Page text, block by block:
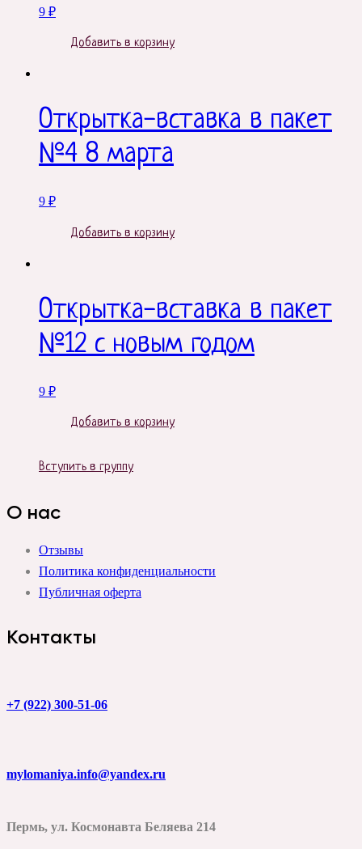
9 ₽
Добавить в корзину
Открытка-вставка в пакет
№4 8 марта
9 ₽
Добавить в корзину
Открытка-вставка в пакет
№12 с новым годом
9 ₽
Добавить в корзину
Вступить в группу
О нас
Отзывы
Политика конфиденциальности
Публичная оферта
Контакты
+7 (922) 300-51-06
mylomaniya.info@yandex.ru
Пермь, ул. Космонавта Беляева 214